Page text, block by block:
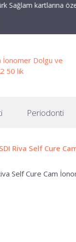
kartlarına özel 3+5
Periodonti
SDI Riva Self Cure